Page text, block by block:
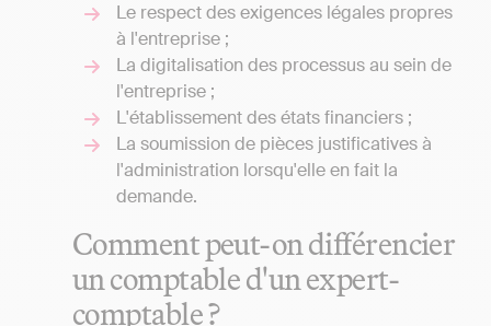
Le respect des exigences légales propres
à l'entreprise ;
La digitalisation des processus au sein de
l'entreprise ;
L'établissement des états financiers ;
La soumission de pièces justificatives à
l'administration lorsqu'elle en fait la
demande.
Comment peut-on différencier
un comptable d'un expert-
comptable ?